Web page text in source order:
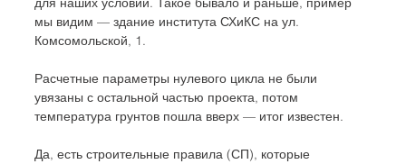
мы видим — здание института СХиКС на ул.
Комсомольской, 1.
Расчетные параметры нулевого цикла не были
увязаны с остальной частью проекта, потом
температура грунтов пошла вверх — итог известен.
Да, есть строительные правила (СП), которые